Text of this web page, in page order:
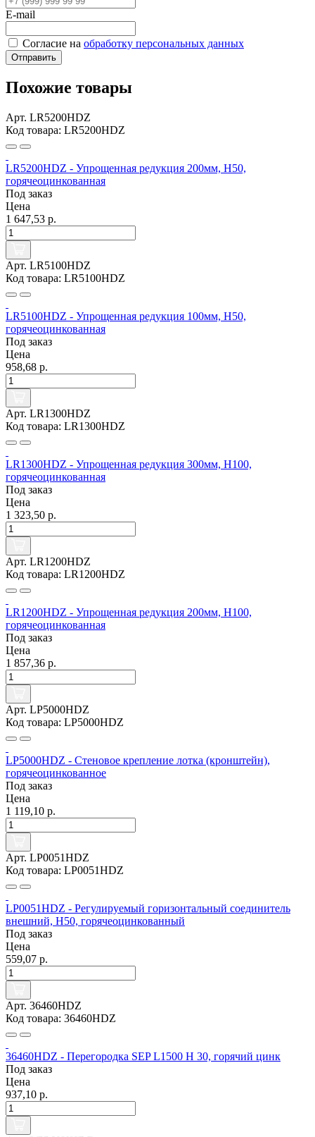
E-mail
Согласие на обработку персональных данных
Отправить
Похожие товары
Арт. LR5200HDZ
Код товара: LR5200HDZ
LR5200HDZ - Упрощенная редукция 200мм, Н50,
горячеоцинкованная
Под заказ
Цена
1 647,53 р.
Арт. LR5100HDZ
Код товара: LR5100HDZ
LR5100HDZ - Упрощенная редукция 100мм, Н50,
горячеоцинкованная
Под заказ
Цена
958,68 р.
Арт. LR1300HDZ
Код товара: LR1300HDZ
LR1300HDZ - Упрощенная редукция 300мм, Н100,
горячеоцинкованная
Под заказ
Цена
1 323,50 р.
Арт. LR1200HDZ
Код товара: LR1200HDZ
LR1200HDZ - Упрощенная редукция 200мм, Н100,
горячеоцинкованная
Под заказ
Цена
1 857,36 р.
Арт. LP5000HDZ
Код товара: LP5000HDZ
LP5000HDZ - Стеновое крепление лотка (кронштейн),
горячеоцинкованное
Под заказ
Цена
1 119,10 р.
Арт. LP0051HDZ
Код товара: LP0051HDZ
LP0051HDZ - Регулируемый горизонтальный соединитель
внешний, H50, горячеоцинкованный
Под заказ
Цена
559,07 р.
Арт. 36460HDZ
Код товара: 36460HDZ
36460HDZ - Перегородка SEP L1500 Н 30, горячий цинк
Под заказ
Цена
937,10 р.